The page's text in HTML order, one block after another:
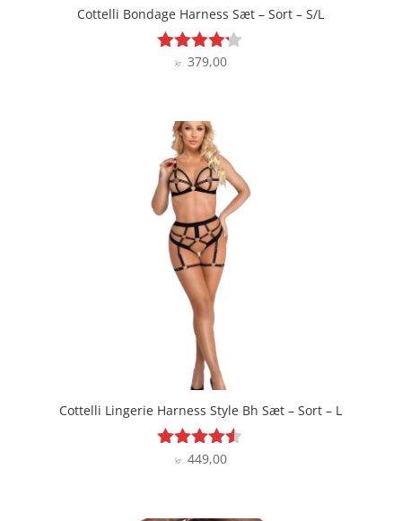
Cottelli Bondage Harness Sæt – Sort – S/L
Vurderet
kr.379,00
Cottelli Lingerie Harness Style Bh Sæt – Sort – L
Vurderet
kr. 449,00